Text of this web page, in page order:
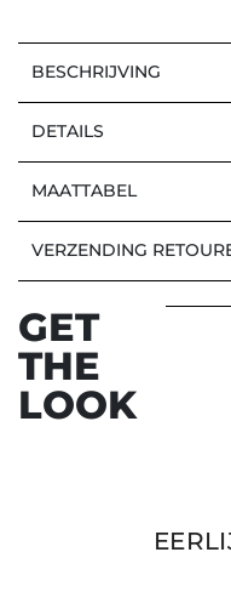
BESCHRIJVING
DETAILS
MAATTABEL
VERZENDING
GET
THE
LOOK